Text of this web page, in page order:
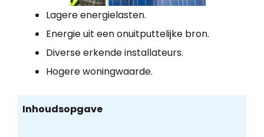
Lagere energielasten.
Energie uit een onuitputtelijke bron.
Diverse erkende installateurs.
Hogere woningwaarde.
Inhoudsopgave